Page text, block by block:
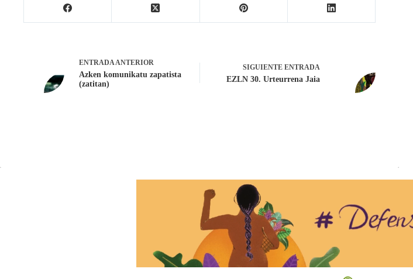
ENTRADA ANTERIOR
Azken komunikatu zapatista
(zatitan)
SIGUIENTEENTRADA
EZLN 30. Urteurrena Jaia